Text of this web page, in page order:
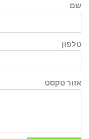
שם
טלפון
אזור טקסט